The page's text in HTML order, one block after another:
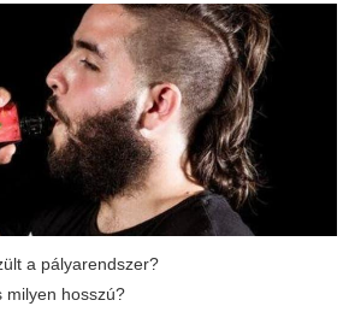
a pályarendszer?
milyen hosszú?